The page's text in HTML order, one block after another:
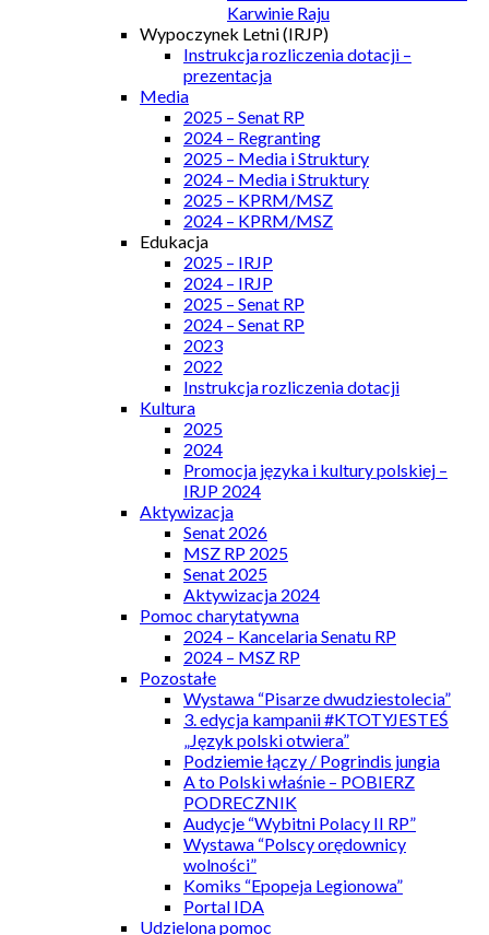
Karwinie Raju
Wypoczynek Letni (IRJP)
Instrukcja rozliczenia dotacji –
prezentacja
Media
2025 – Senat RP
2024 – Regranting
2025 – Media i Struktury
2024 – Media i Struktury
2025 – KPRM/MSZ
2024 – KPRM/MSZ
Edukacja
2025 – IRJP
2024 – IRJP
2025 – Senat RP
2024 – Senat RP
2023
2022
Instrukcja rozliczenia dotacji
Kultura
2025
2024
Promocja języka i kultury polskiej –
IRJP 2024
Aktywizacja
Senat 2026
MSZ RP 2025
Senat 2025
Aktywizacja 2024
Pomoc charytatywna
2024 – Kancelaria Senatu RP
2024 – MSZ RP
Pozostałe
Wystawa “Pisarze dwudziestolecia”
3. edycja kampanii #KTOTYJESTEŚ
„Język polski otwiera”
Podziemie łączy / Pogrindis jungia
A to Polski właśnie – POBIERZ
PODRECZNIK
Audycje “Wybitni Polacy II RP”
Wystawa “Polscy orędownicy
wolności”
Komiks “Epopeja Legionowa”
Portal IDA
Udzielona pomoc